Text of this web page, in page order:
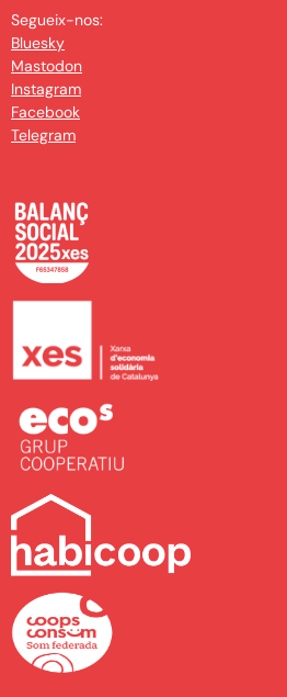
Segueix-nos:
Bluesky
Mastodon
Instagram
Facebook
Telegram